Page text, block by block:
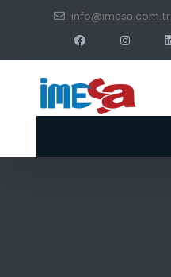
info@imesa.com.tr